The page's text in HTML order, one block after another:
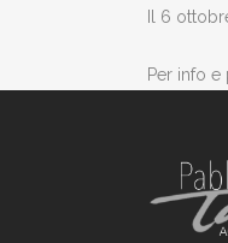
Il 6
Per info